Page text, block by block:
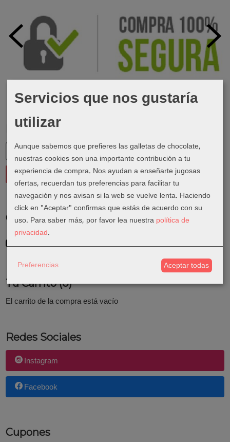
Marcas
Costes de Envío
GRATIS *
Consultar Destinos
Tu Carrito (0)
El carrito de la compra está vacío
Redes Sociales
Instagram
Facebook
Cupones
Servicios que nos gustaría
utilizar
Aunque sabemos que prefieres las galletas de chocolate,
nuestras cookies son una importante contribución a tu
experiencia de compra. Nos ayudan a enseñarte jugosas
ofertas, recuerdan tus preferencias para facilitar tu
navegación y nos avisan si la web se vuelve lenta. Haciendo
click en "Aceptar" confirmas que estás de acuerdo con su
uso. Para saber más, por favor lea nuestra política de
privacidad.
Preferencias Aceptar todas